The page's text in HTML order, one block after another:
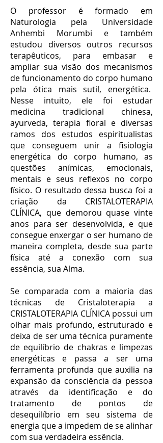
O professor é formado em
Naturologia pela Universidade
Anhembi Morumbi e também
estudou diversos outros recursos
terapêuticos, para embasar e
ampliar sua visão dos mecanismos
de funcionamento do corpo humano
pela ótica mais sutil, energética.
Nesse intuito, ele foi estudar
medicina tradicional chinesa,
ayurveda, terapia floral e diversas
ramos dos estudos espiritualistas
que conseguem unir a fisiologia
energética do corpo humano, as
questões anímicas, emocionais,
mentais e seus reflexos no corpo
físico. O resultado dessa busca foi a
criação da CRISTALOTERAPIA
CLÍNICA, que demorou quase vinte
anos para ser desenvolvida, e que
consegue enxergar o ser humano de
maneira completa, desde sua parte
física até a conexão com sua
essência, sua Alma.
Se comparada com a maioria das
técnicas de Cristaloterapia a
CRISTALOTERAPIA CLÍNICA possui um
olhar mais profundo, estruturado e
deixa de ser uma técnica puramente
de equilíbrio de chakras e limpezas
energéticas e passa a ser uma
ferramenta profunda que auxilia na
expansão da consciência da pessoa
através da identificação e do
tratamento de pontos de
desequilíbrio em seu sistema de
energia que a impedem de se alinhar
com sua verdadeira essência.